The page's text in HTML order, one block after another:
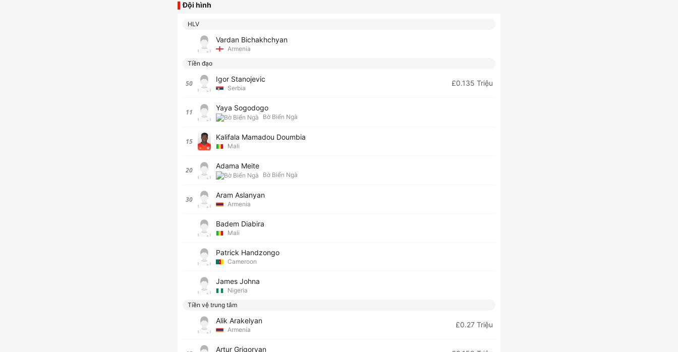
Đội hình
HLV
Vardan Bichakhchyan
Armenia
Tiền đạo
50 Igor Stanojevic
Serbia
£0.135 Triệu
11
Yaya Sogodogo
Bờ Biển Ngà
15 Kalifala Mamadou Doumbia
Mali
20
Adama Meite
Bờ Biển Ngà
30 Aram Aslanyan
Armenia
Badem Diabira
Mali
Patrick Handzongo
Cameroon
James Johna
Nigeria
Tiền vệ trung tâm
Alik Arakelyan
Armenia
£0.27 Triệu
Artur Grigoryan